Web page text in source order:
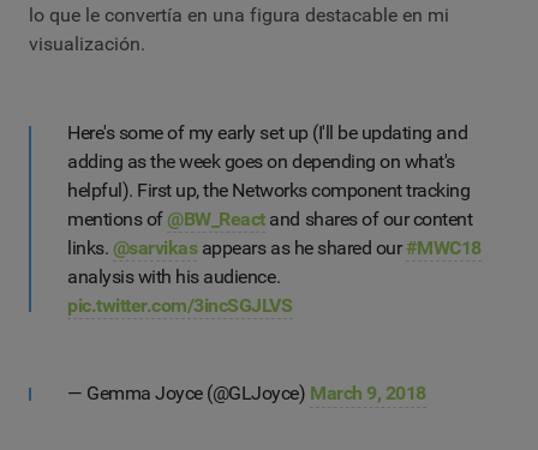
lo que le convertía en una figura destacable en mi
visualización.
Here's some of my early set up (I'll be updating and
adding as the week goes on depending on what's
helpful). First up, the Networks component tracking
mentions of @BW_Reactand shares of our content
links. @sarvikasappears as he shared our#MWC18
analysis with his audience.
pic.twitter.com/3incSGJLVS
— Gemma Joyce (@GLJoyce) March 9, 2018